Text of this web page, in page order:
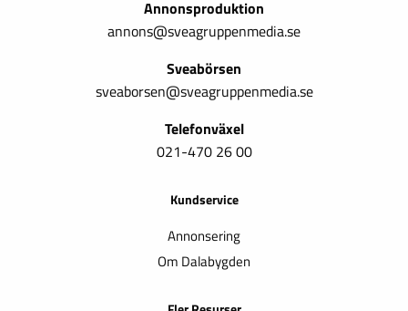
Annonsproduktion
annons@sveagruppenmedia.se
Sveabörsen
sveaborsen@sveagruppenmedia.se
Telefonväxel
021-470 26 00
Kundservice
Annonsering
Om Dalabygden